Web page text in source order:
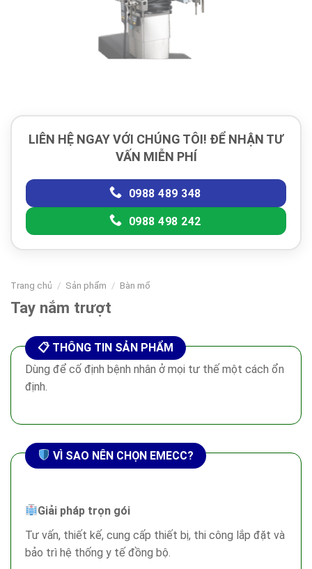
LIÊN HỆ NGAY VỚI CHÚNG TÔI! ĐỂ NHẬN TƯ
VẤN MIỄN PHÍ
0988 489 348
0988 498 242
Trang chủ / Sản phẩm / Bàn mổ
Tay nắm trượt
Dùng để cố định bệnh nhân ở mọi tư thế một cách ổn
định.
VÌ SAO NÊN CHỌN EMECC?
Giải pháp trọn gói
Tư vấn, thiết kế, cung cấp thiết bị, thi công lắp đặt và
bảo trì hệ thống y tế đồng bộ.